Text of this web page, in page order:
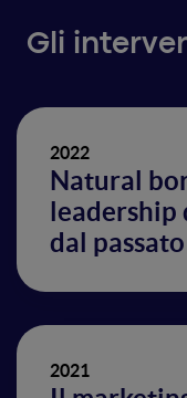
Gli
2022
Natural
dal passato
2021